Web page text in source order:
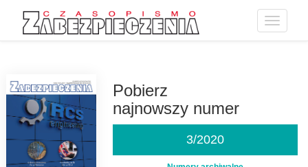
Toggle
Pobierz
najnowszy numer
3/2020